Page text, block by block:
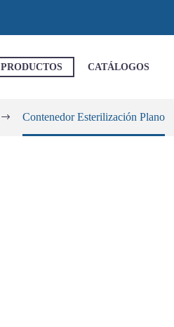
PRODUCTOS CATÁLOGOS
Contenedor Esterilización Plano